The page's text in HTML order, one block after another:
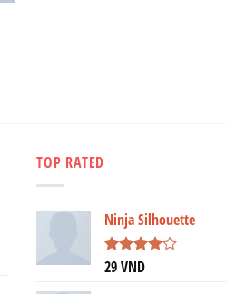
TOP RATED
Ninja Silhouette
Được
29VND